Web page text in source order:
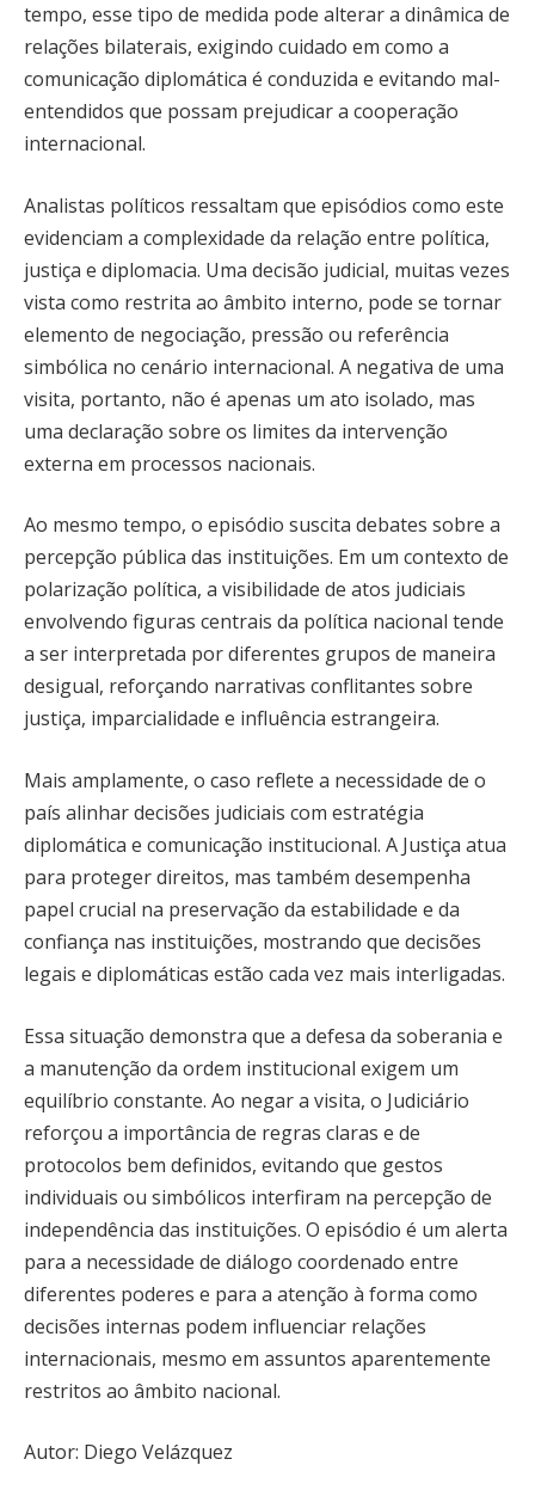
tempo, esse tipo de medida pode alterar a dinâmica de
relações bilaterais, exigindo cuidado em como a
comunicação diplomática é conduzida e evitando mal-
entendidos que possam prejudicar a cooperação
internacional.
Analistas políticos ressaltam que episódios como este
evidenciam a complexidade da relação entre política,
justiça e diplomacia. Uma decisão judicial, muitas vezes
vista como restrita ao âmbito interno, pode se tornar
elemento de negociação, pressão ou referência
simbólica no cenário internacional. A negativa de uma
visita, portanto, não é apenas um ato isolado, mas
uma declaração sobre os limites da intervenção
externa em processos nacionais.
Ao mesmo tempo, o episódio suscita debates sobre a
percepção pública das instituições. Em um contexto de
polarização política, a visibilidade de atos judiciais
envolvendo figuras centrais da política nacional tende
a ser interpretada por diferentes grupos de maneira
desigual, reforçando narrativas conflitantes sobre
justiça, imparcialidade e influência estrangeira.
Mais amplamente, o caso reflete a necessidade de o
país alinhar decisões judiciais com estratégia
diplomática e comunicação institucional. A Justiça atua
para proteger direitos, mas também desempenha
papel crucial na preservação da estabilidade e da
confiança nas instituições, mostrando que decisões
legais e diplomáticas estão cada vez mais interligadas.
Essa situação demonstra que a defesa da soberania e
a manutenção da ordem institucional exigem um
equilíbrio constante. Ao negar a visita, o Judiciário
reforçou a importância de regras claras e de
protocolos bem definidos, evitando que gestos
individuais ou simbólicos interfiram na percepção de
independência das instituições. O episódio é um alerta
para a necessidade de diálogo coordenado entre
diferentes poderes e para a atenção à forma como
decisões internas podem influenciar relações
internacionais, mesmo em assuntos aparentemente
restritos ao âmbito nacional.
Autor: Diego Velázquez